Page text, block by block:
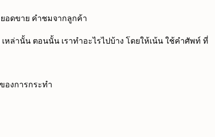
ยอดขาย คำชมจากลูกค้า
หล่านั้น ตอนนั้น เราทำอะไรไปบ้าง โดยให้เน้น ใช้คำศัพท์ ที่
องการกระทำ